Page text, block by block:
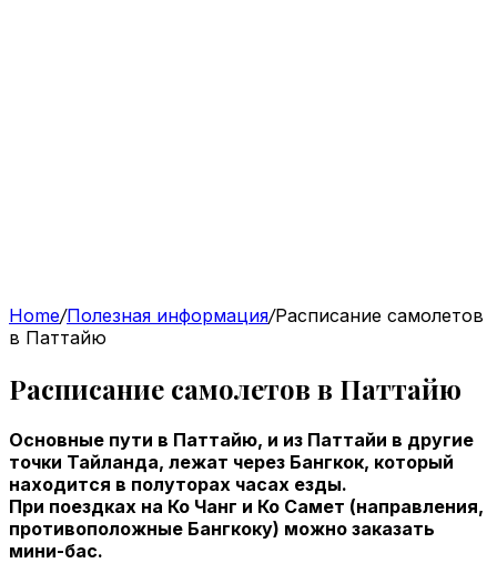
Home/Полезная информация/Расписание самолетов
в Паттайю
Расписание самолетов в Паттайю
Основные пути в Паттайю, и из Паттайи в другие
точки Тайланда, лежат через Бангкок, который
находится в полуторах часах езды.
При поездках на Ко Чанг и Ко Самет (направления,
противоположные Бангкоку) можно заказать
мини-бас.